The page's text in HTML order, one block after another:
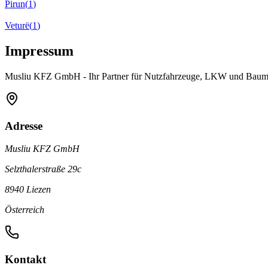
Pirun(1)
Veturë(1)
Impressum
Musliu KFZ GmbH - Ihr Partner für Nutzfahrzeuge, LKW und
Adresse
Musliu KFZ GmbH
Selzthalerstraße 29c
8940 Liezen
Österreich
Kontakt